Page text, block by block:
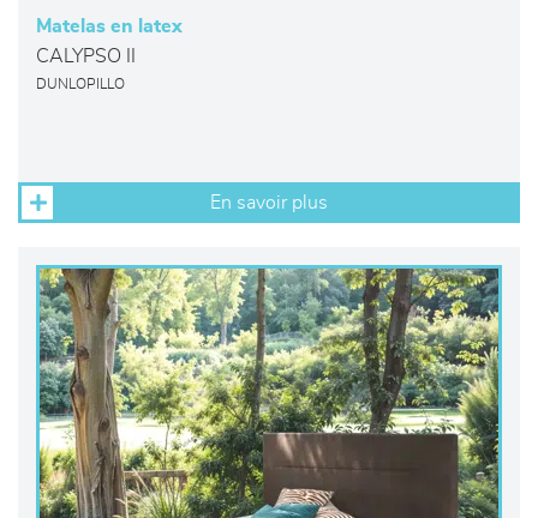
Matelas en latex
CALYPSO II
DUNLOPILLO
En savoir plus